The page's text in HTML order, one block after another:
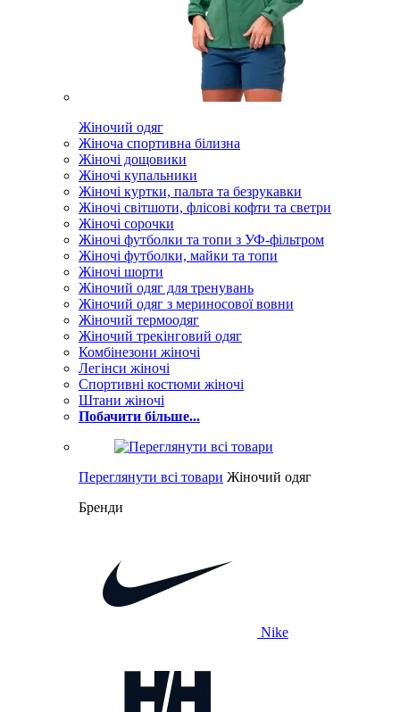
Жіночий одяг
Жіноча спортивна білизна
Жіночі дощовики
Жіночі купальники
Жіночі куртки, пальта та безрукавки
Жіночі світшоти, флісові кофти та светри
Жіночі сорочки
Жіночі футболки та топи з УФ-фільтром
Жіночі футболки, майки та топи
Жіночі шорти
Жіночий одяг для тренувань
Жіночий одяг з мериносової вовни
Жіночий термоодяг
Жіночий трекінговий одяг
Комбінезони жіночі
Легінси жіночі
Спортивні костюми жіночі
Штани жіночі
Побачити більше...
Переглянути всі товари Жіночий одяг
Бренди
Nike